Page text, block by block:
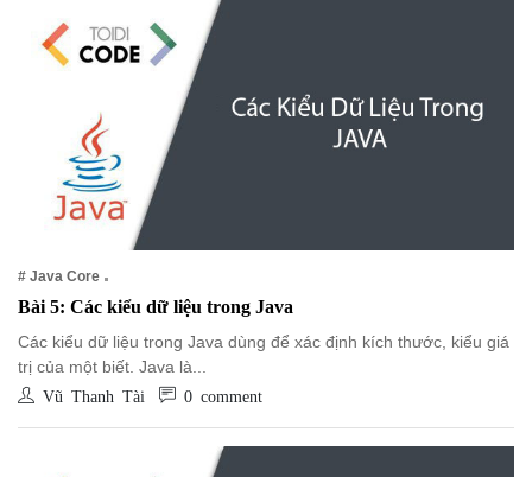
# Java Core
Bài 5: Các kiểu dữ liệu trong Java
Các kiểu dữ liệu trong Java dùng để xác định kích thước, kiểu giá
trị của một biết. Java là...
Vũ Thanh Tài 0 comment